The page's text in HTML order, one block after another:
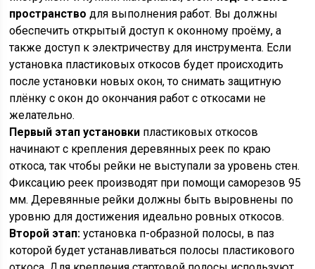
пространство для выполнения работ. Вы должны
обеспечить открытый доступ к оконному проёму, а
также доступ к электричеству для инструмента. Если
установка пластиковых откосов будет происходить
после установки новых окон, то снимать защитную
плёнку с окон до окончания работ с откосами не
желательно.
Первый этап установки пластиковых откосов
начинают с крепления деревянных реек по краю
откоса, так чтобы рейки не выступали за уровень стен.
Фиксацию реек производят при помощи саморезов 95
мм. Деревянные рейки должны быть выровнены по
уровню для достижения идеально ровных откосов.
Второй этап: установка п-образной полосы, в паз
которой будет устанавливаться полосы пластикового